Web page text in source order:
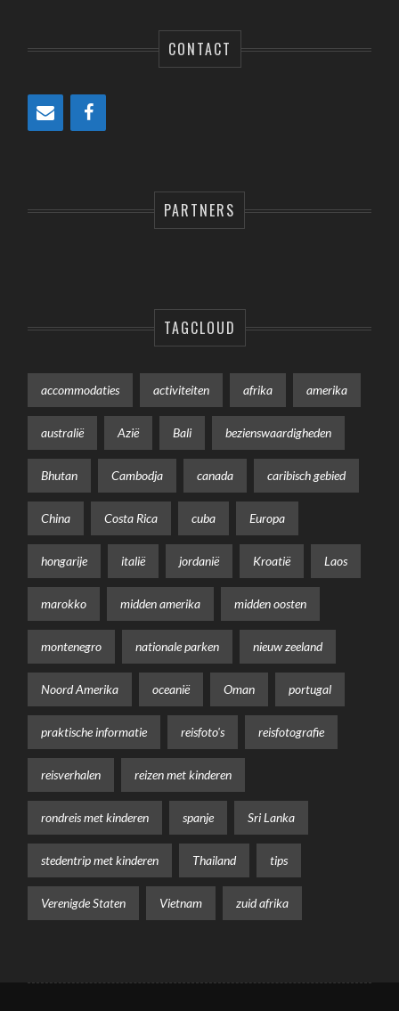
CONTACT
PARTNERS
TAGCLOUD
accommodaties activiteiten afrika amerika
australië Azië Bali bezienswaardigheden
Bhutan Cambodja canada caribisch gebied
China Costa Rica cuba Europa
hongarije italië jordanië Kroatië Laos
marokko midden amerika midden oosten
montenegro nationale parken nieuw zeeland
Noord Amerika oceanië Oman portugal
praktische informatie reisfoto's reisfotografie
reisverhalen reizen met kinderen
rondreis met kinderen spanje Sri Lanka
stedentrip met kinderen Thailand tips
Verenigde Staten Vietnam zuid afrika